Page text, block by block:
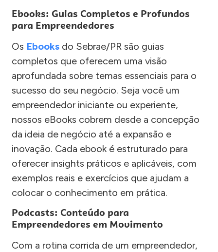
Ebooks: Guias Completos e Profundos
para Empreendedores
Os Ebooks do Sebrae/PR são guias
completos que oferecem uma visão
aprofundada sobre temas essenciais para o
sucesso do seu negócio. Seja você um
empreendedor iniciante ou experiente,
nossos eBooks cobrem desde a concepção
da ideia de negócio até a expansão e
inovação. Cada ebook é estruturado para
oferecer insights práticos e aplicáveis, com
exemplos reais e exercícios que ajudam a
colocar o conhecimento em prática.
Podcasts: Conteúdo para
Empreendedores em Movimento
Com a rotina corrida de um empreendedor,